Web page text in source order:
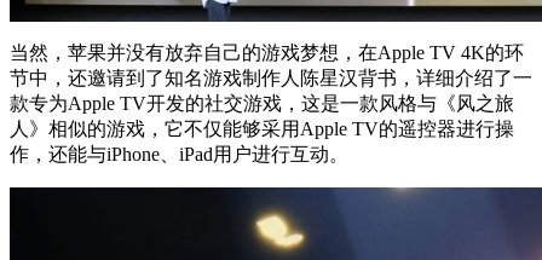
当然，苹果并没有放弃自己的游戏梦想，在Apple TV 4K的环
节中，还邀请到了知名游戏制作人陈星汉背书，详细介绍了一
款专为Apple TV开发的社交游戏，这是一款风格与《风之旅
人》相似的游戏，它不仅能够采用Apple TV的遥控器进行操
作，还能与iPhone、iPad用户进行互动。